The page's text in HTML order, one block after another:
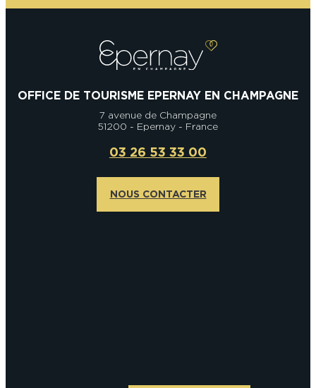
OFFICE DE TOURISME EPERNAY EN CHAMPAGNE
7 avenue de Champagne
51200 - Epernay - France
03 26 53 33 00
NOUS CONTACTER